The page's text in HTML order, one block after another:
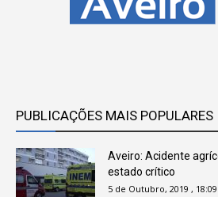
PUBLICAÇÕES MAIS POPULARES
Aveiro: Acidente
estado crítico
5 de Outubro, 2019 , 18:09